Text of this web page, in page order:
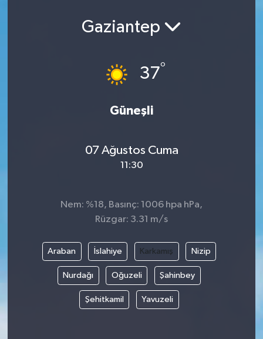
Gaziantep
37°
Güneşli
07 Ağustos Cuma
11:30
Nem: %18, Basınç: 1006 hpa hPa,
Rüzgar: 3.31 m/s
Araban İslahiye Karkamış Nizip
Nurdağı Oğuzeli Şahinbey
Şehitkamil Yavuzeli
Bilim, Teknoloji